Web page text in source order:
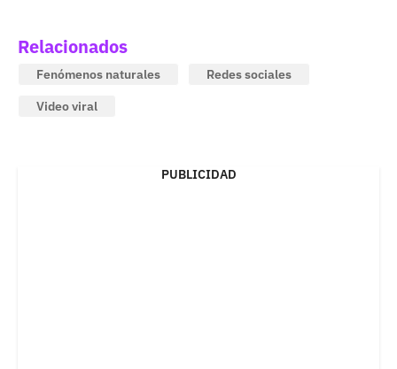
Relacionados
Fenómenos naturales
Redes sociales
Video viral
PUBLICIDAD